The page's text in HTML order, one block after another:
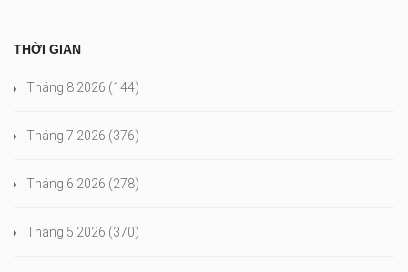
THỜI GIAN
Tháng 8 2026 (144)
Tháng 7 2026 (376)
Tháng 6 2026 (278)
Tháng 5 2026 (370)